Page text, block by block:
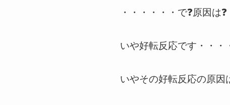
・・・・・・で❓原因は❓
いや好転反応です・・・
いやその好転反応の原因